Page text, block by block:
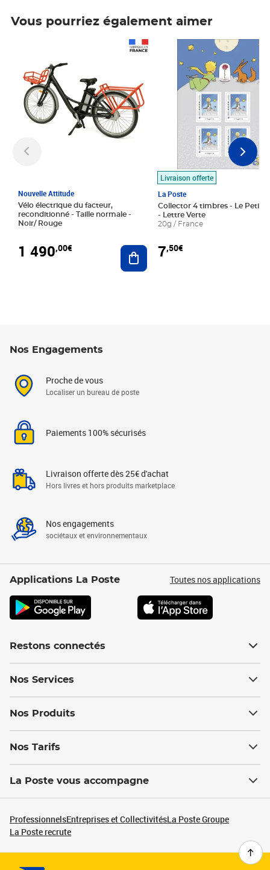
Vous pourriez également aimer
Nouvelle Attitude
Vélo électrique du facteur,
reconditionné - Taille normale -
Noir/ Rouge
1 490,00€ Ajouter au panier
Livraison offerte
La Poste
Collector 4 timbres - Le Petit
- Lettre Verte
20g / France
7,50€
Prix 7,50€
Nos Engagements
Proche de vous
Localiser un bureau de poste
Paiements 100% sécurisés
Livraison offerte dès 25€ d'achat
Hors livres et hors produits marketplace
Nos engagements
sociétaux et environnementaux
Applications La Poste Toutes nos applications
Restons connectés
Nos Services
Nos Produits
Nos Tarifs
La Poste vous accompagne
ProfessionnelsEntreprises et CollectivitésLa Poste Groupe
La Poste recrute